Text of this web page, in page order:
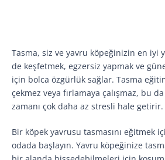
Tasma, siz ve yavru köpeğinizin en iyi
de keşfetmek, egzersiz yapmak ve
için bolca özgürlük sağlar. Tasma
çekmez veya fırlamaya çalışmaz, bu
zamanı çok daha az stresli hale getirir.
Bir köpek yavrusu tasmasını eğitmek
odada başlayın. Yavru köpeğinize